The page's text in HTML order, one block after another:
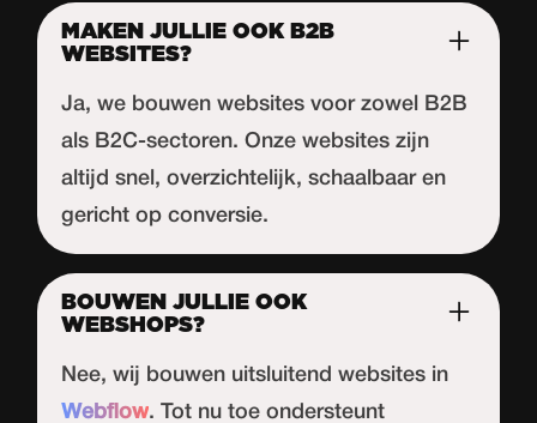
MAKEN JULLIE OOK B2B
WEBSITES?
Ja, we bouwen websites voor zowel B2B
als B2C-sectoren. Onze websites zijn
altijd snel, overzichtelijk, schaalbaar en
gericht op conversie.
BOUWEN JULLIE OOK
WEBSHOPS?
Nee, wij bouwen uitsluitend websites in
Webflow. Tot nu toe ondersteunt